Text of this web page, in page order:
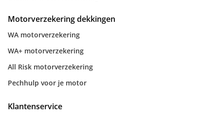
Motorverzekering dekkingen
WA motorverzekering
WA+ motorverzekering
All Risk motorverzekering
Pechhulp voor je motor
Klantenservice